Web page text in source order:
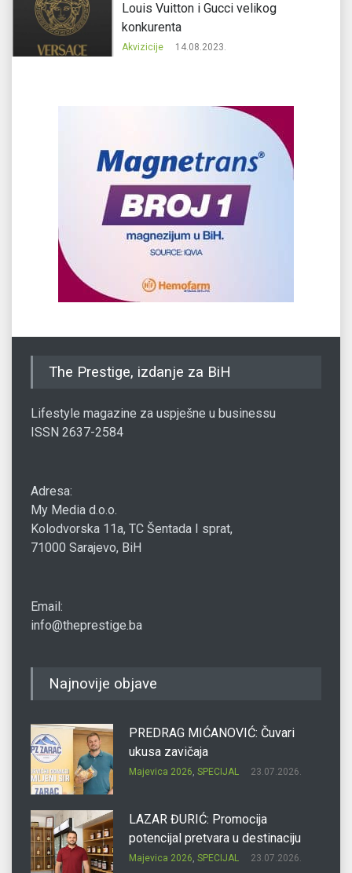
Louis Vuitton i Gucci velikog
konkurenta
Akvizicije 14.08.2023.
The Prestige, izdanje za BiH
Lifestyle magazine za uspješne u businessu
ISSN 2637-2584
Adresa:
My Media d.o.o.
Kolodvorska 11a, TC Šentada I sprat,
71000 Sarajevo, BiH
Email:
info@theprestige.ba
Najnovije objave
PREDRAG MIĆANOVIĆ: Čuvari
ukusa zavičaja
Majevica 2026, SPECIJAL 23.07.2026.
LAZAR ĐURIĆ: Promocija
potencijal pretvara u destinaciju
Majevica 2026, SPECIJAL 23.07.2026.